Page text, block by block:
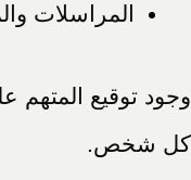
المراسلات
وجود توقيع المتهم
كل شخص.